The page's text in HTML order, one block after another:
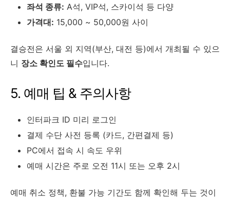
좌석 종류: A석, VIP석, 스카이석 등 다양
가격대: 15,000 ~ 50,000원 사이
결승전은 서울 외 지역(부산, 대전 등)에서 개최될 수 있으
니 장소 확인도 필수입니다.
5. 예매 팁 & 주의사항
인터파크 ID 미리 로그인
결제 수단 사전 등록 (카드, 간편결제 등)
PC에서 접속 시 속도 우위
예매 시간은 주로 오전 11시 또는 오후 2시
예매 취소 정책, 환불 가능 기간도 함께 확인해 두는 것이